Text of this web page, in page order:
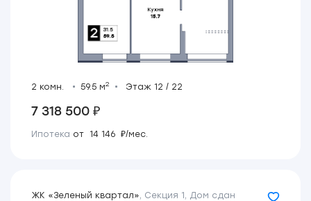
2 комн. 59.5 м2 Этаж 12 / 22
7 318 500 ₽
Ипотека от 14 146 ₽/мес.
ЖК «Зеленый квартал», Секция 1, Дом сдан